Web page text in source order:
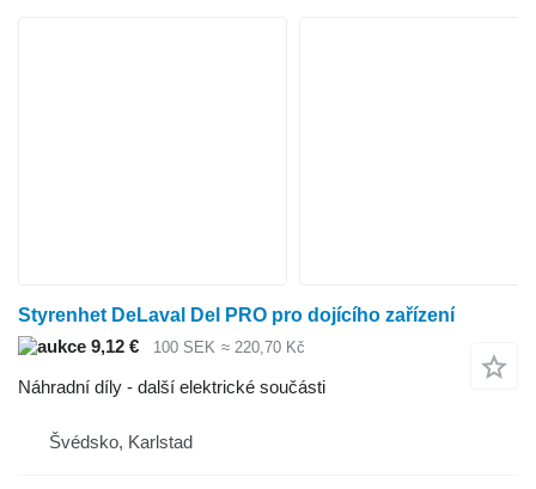
Styrenhet DeLaval Del PRO pro dojícího zařízení
9,12 €
100 SEK ≈ 220,70 Kč
Náhradní díly - další elektrické součásti
Švédsko, Karlstad